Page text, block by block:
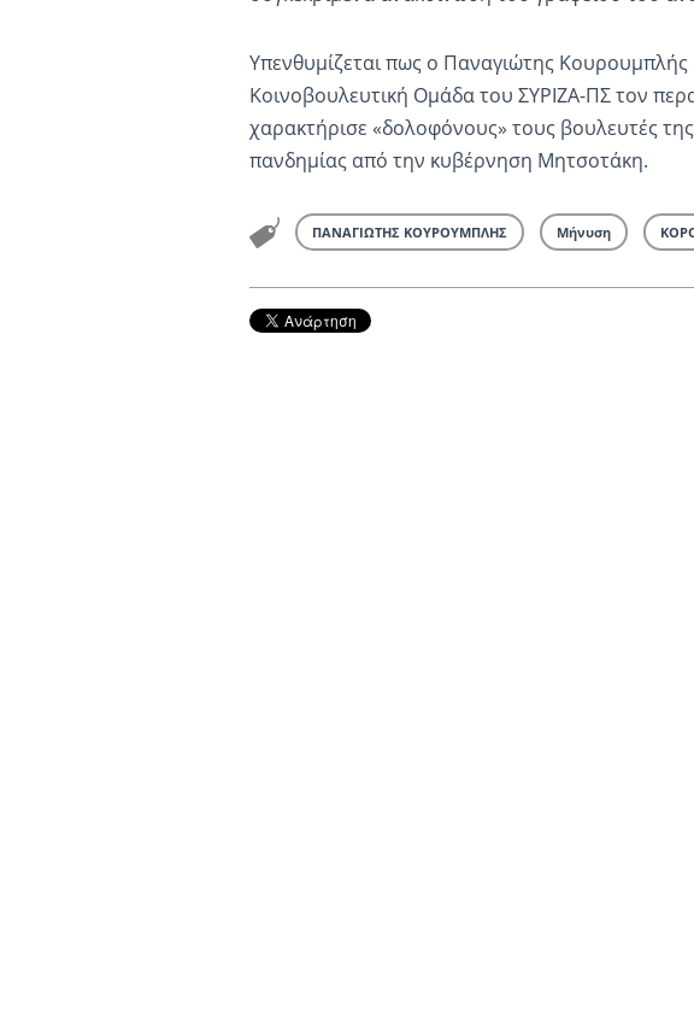
Υπενθυμίζεται πως ο Παναγιώτης
Κοινοβουλευτική Ομάδα του ΣΥΡΙΖΑ-ΠΣ τον
χαρακτήρισε «δολοφόνους» τους βουλευτές της
πανδημίας από την κυβέρνηση Μητσοτάκη.
ΠΑΝΑΓΙΩΤΗΣ ΚΟΥΡΟΥΜΠΛΗΣ Μήνυση